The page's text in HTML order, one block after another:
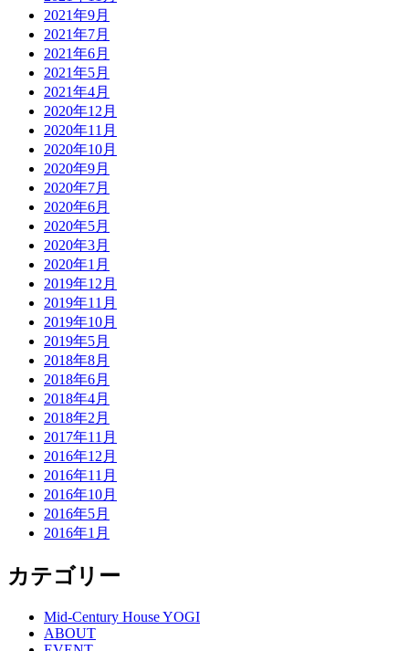
2021年9月
2021年7月
2021年6月
2021年5月
2021年4月
2020年12月
2020年11月
2020年10月
2020年9月
2020年7月
2020年6月
2020年5月
2020年3月
2020年1月
2019年12月
2019年11月
2019年10月
2019年5月
2018年8月
2018年6月
2018年4月
2018年2月
2017年11月
2016年12月
2016年11月
2016年10月
2016年5月
2016年1月
カテゴリー
Mid-Century House YOGI
ABOUT